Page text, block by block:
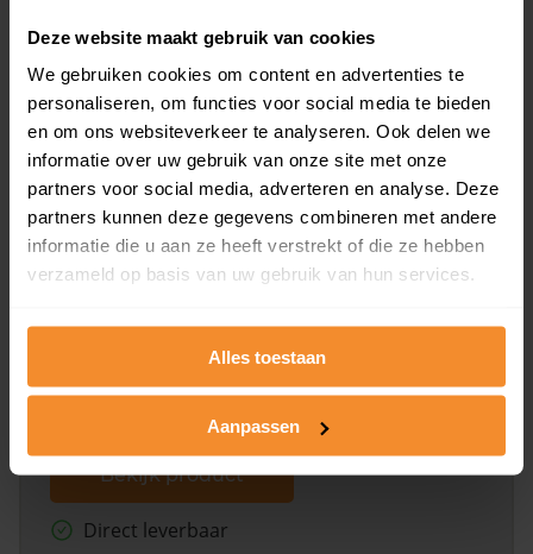
Deze website maakt gebruik van cookies
We gebruiken cookies om content en advertenties te
personaliseren, om functies voor social media te bieden
en om ons websiteverkeer te analyseren. Ook delen we
informatie over uw gebruik van onze site met onze
partners voor social media, adverteren en analyse. Deze
partners kunnen deze gegevens combineren met andere
informatie die u aan ze heeft verstrekt of die ze hebben
verzameld op basis van uw gebruik van hun services.
Alles toestaan
Aanpassen
Bekijk product
Direct leverbaar
Kadastrale kaart pakket
Alleen globale ligging perceel
omliggende percelen met de kadastrale erfgrenzen,
dit inclusief de luchtfoto!
Bekijk product
Direct leverbaar